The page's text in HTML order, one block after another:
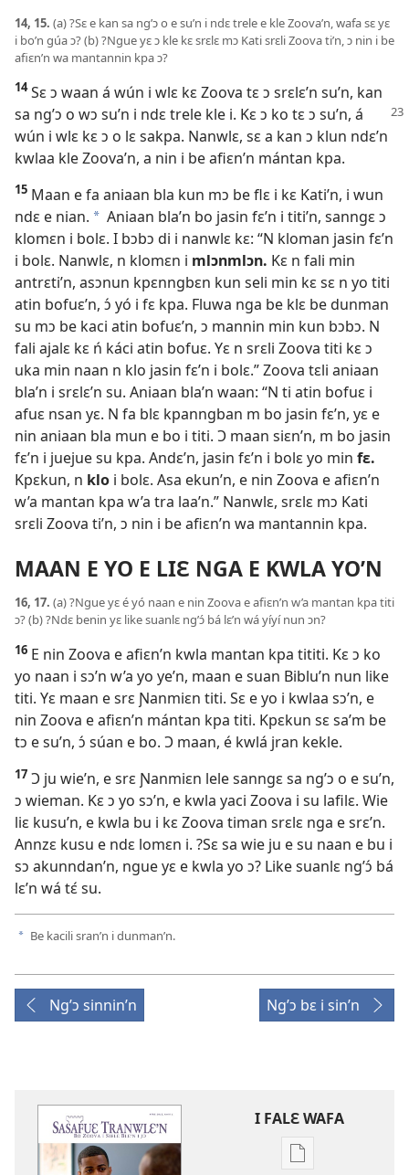
14, 15. (a) ?Sɛ e kan sa ng’ɔ o e su’n i ndɛ trele e kle Zoova’n, wafa sɛ yɛ
i bo’n gúa ɔ? (b) ?Ngue yɛ ɔ kle kɛ srɛlɛ mɔ Kati srɛli Zoova ti’n, ɔ nin i be
afiɛn’n wa mantannin kpa ɔ?
14Sɛ ɔ waan á wún i wlɛ kɛ Zoova tɛ ɔ srɛlɛ’n su’n, kan
sa ng’ɔ o wɔ su’n i ndɛ trele kle i. Kɛ ɔ ko tɛ ɔ su’n, á
wún i wlɛ kɛ ɔ o lɛ sakpa. Nanwlɛ, sɛ a kan ɔ klun ndɛ’n
kwlaa kle Zoova’n, a nin i be afiɛn’n mántan kpa.
15 Maan e fa aniaan bla kun mɔ be flɛ i kɛ Kati’n, i wun
ndɛ e nian. a Aniaan bla’n bo jasin fɛ’n i titi’n, sanngɛ ɔ
klomɛn i bolɛ. I bɔbɔ di i nanwlɛ kɛ: “N kloman jasin fɛ’n
i bolɛ. Nanwlɛ, n klomɛn i mlɔnmlɔn. Kɛ n fali min
antrɛti’n, asɔnun kpɛnngbɛn kun seli min kɛ sɛ n yo titi
atin bofuɛ’n, ɔ́ yó i fɛ kpa. Fluwa nga be klɛ be dunman
su mɔ be kaci atin bofuɛ’n, ɔ mannin min kun bɔbɔ. N
fali ajalɛ kɛ ń káci atin bofuɛ. Yɛ n srɛli Zoova titi kɛ ɔ
uka min naan n klo jasin fɛ’n i bolɛ.” Zoova tɛli aniaan
bla’n i srɛlɛ’n su. Aniaan bla’n waan: “N ti atin bofuɛ i
afuɛ nsan yɛ. N fa blɛ kpanngban m bo jasin fɛ’n, yɛ e
nin aniaan bla mun e bo i titi. Ɔ maan siɛn’n, m bo jasin
fɛ’n i juejue su kpa. Andɛ’n, jasin fɛ’n i bolɛ yo min fɛ.
Kpɛkun, n klo i bolɛ. Asa ekun’n, e nin Zoova e afiɛn’n
w’a mantan kpa w’a tra laa’n.” Nanwlɛ, srɛlɛ mɔ Kati
srɛli Zoova ti’n, ɔ nin i be afiɛn’n wa mantannin kpa.
MAAN E YO E LIƐ NGA E KWLA YO’N
16, 17. (a) ?Ngue yɛ é yó naan e nin Zoova e afiɛn’n w’a mantan kpa titi
ɔ? (b) ?Ndɛ benin yɛ like suanlɛ ng’ɔ́ bá lɛ’n wá yíyí nun ɔn?
16 E nin Zoova e afiɛn’n kwla mantan kpa tititi. Kɛ ɔ ko
yo naan i sɔ’n w’a yo ye’n, maan e suan Biblu’n nun like
titi. Yɛ maan e srɛ Ɲanmiɛn titi. Sɛ e yo i kwlaa sɔ’n, e
nin Zoova e afiɛn’n mántan kpa titi. Kpɛkun sɛ sa’m be
tɔ e su’n, ɔ́ súan e bo. Ɔ maan, é kwlá jran kekle.
17 Ɔ ju wie’n, e srɛ Ɲanmiɛn lele sanngɛ sa ng’ɔ o e su’n,
ɔ wieman. Kɛ ɔ yo sɔ’n, e kwla yaci Zoova i su lafilɛ. Wie
liɛ kusu’n, e kwla bu i kɛ Zoova timan srɛlɛ nga e srɛ’n.
Annzɛ kusu e ndɛ lomɛn i. ?Sɛ sa wie ju e su naan e bu i
sɔ akunndan’n, ngue yɛ e kwla yo ɔ? Like suanlɛ ng’ɔ́ bá
lɛ’n wá tɛ́ su.
a Be kacili sran’n i dunman’n.
Ng’ɔ sinnin’n Ng’ɔ bɛ i sin’n
I FALƐ WAFA
Nga